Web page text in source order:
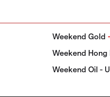
Weekend Gold
Weekend Hong
Weekend Oil -